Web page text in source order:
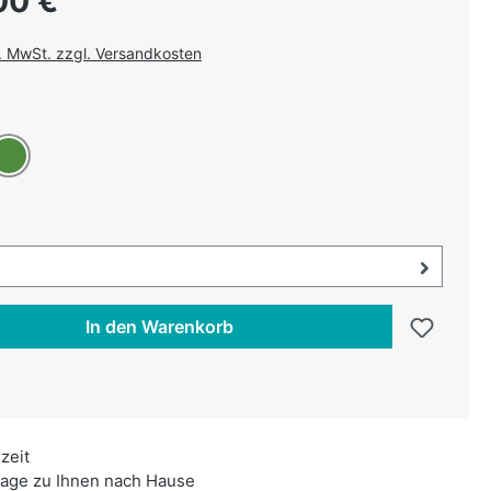
MwSt. zzgl. Versandkosten
Grün
öffnen, aktuell ausgewählt:
In den Warenkorb
zu Ihnen nach Hause